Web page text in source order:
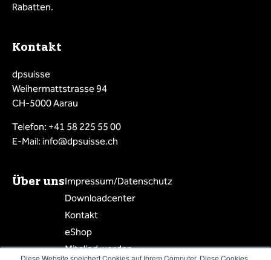
Diese Website speichert Cookies auf Ihrem Computer. Diese Cookies
Rabatten.
Kontakt
dpsuisse
Weihermattstrasse 94
CH-5000 Aarau
Telefon: +41 58 225 55 00
E-Mail: info@dpsuisse.ch
Über unsImpressum/Datenschutz
Downloadcenter
Kontakt
eShop
Mitglied werden